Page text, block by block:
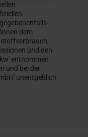
dem
und den
entnommen
und bei der
unentgeltlich